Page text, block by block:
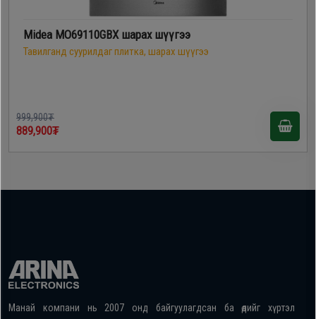
Midea MO69110GBX шарах шүүгээ
Тавилганд суурилдаг плитка, шарах шүүгээ
999,900₮
889,900₮
Манай компани нь 2007 онд байгуулагдсан ба өдийг хүртэл